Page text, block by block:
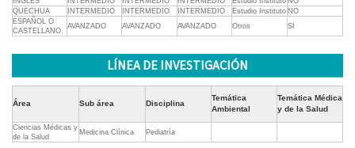
QUECHUA
INTERMEDIO INTERMEDIO INTERMEDIO Estudio Instituto NO
ESPAÑOL O
CASTELLANO
AVANZADO AVANZADO AVANZADO Otros SI
LÍNEA DE INVESTIGACIÓN
Área Sub área Disciplina
Temática
Ambiental
Temática Médica
y de la Salud
Ciencias Médicas y
de la Salud
Medicina Clínica Pediatría